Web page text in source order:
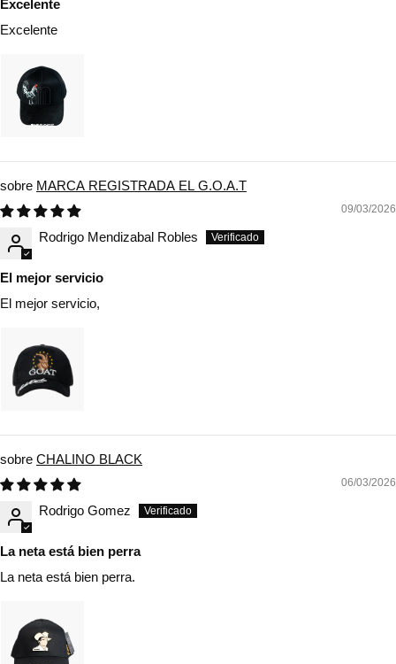
Excelente
Excelente
MARCA REGISTRADA EL G.O.A.T
09/03/2026
Rodrigo Mendizabal Robles
El mejor servicio
El mejor servicio,
CHALINO BLACK
06/03/2026
Rodrigo Gomez
La neta está bien perra
La neta está bien perra.